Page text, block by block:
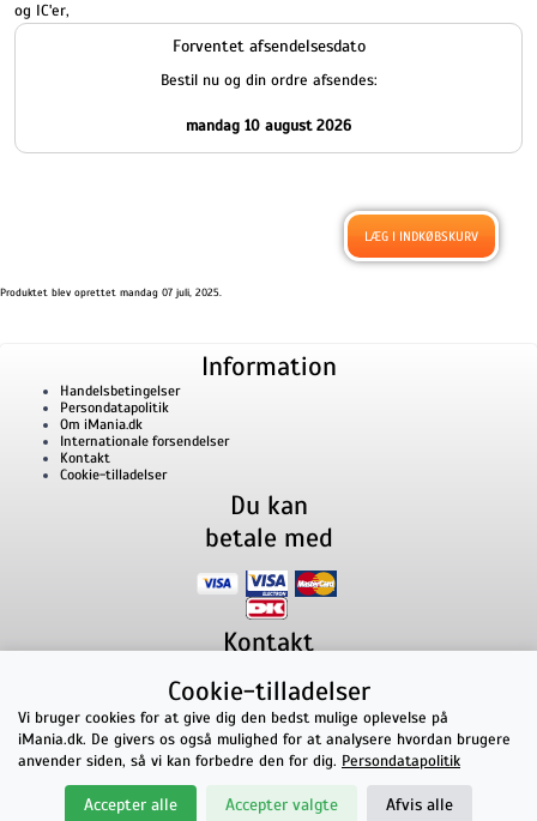
og IC'er,
Forventet afsendelsesdato
Bestil nu og din ordre afsendes:
mandag 10 august 2026
Produktet blev oprettet mandag 07 juli, 2025.
Information
Handelsbetingelser
Persondatapolitik
Om iMania.dk
Internationale forsendelser
Kontakt
Cookie-tilladelser
Du kan
betale med
Kontakt
Lillevorde Kær 29280 Storvorde
CVR nummer: 33182805 | E-mail: kontakt@imania.dk
Telefon:+45 23618990
Topkarakter hos kunderne!
på Facebook
Cookie-tilladelser
Vi bruger cookies for at give dig den bedst mulige oplevelse på
iMania.dk. De givers os også mulighed for at analysere hvordan brugere
anvender siden, så vi kan forbedre den for dig. Persondatapolitik
Accepter alle Accepter valgte Afvis alle